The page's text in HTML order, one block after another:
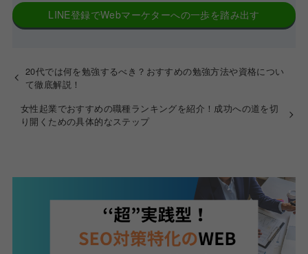
LINE登録でWebマーケターへの一歩を踏み出す
20代では何を勉強するべき？おすすめの勉強方法や資格につい
て徹底解説！
女性起業でおすすめの職種ランキングを紹介！成功への道を切
り開くための具体的なステップ